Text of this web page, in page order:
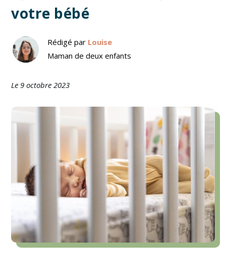
votre bébé
Rédigé par Louise
Maman de deux enfants
Le 9 octobre 2023